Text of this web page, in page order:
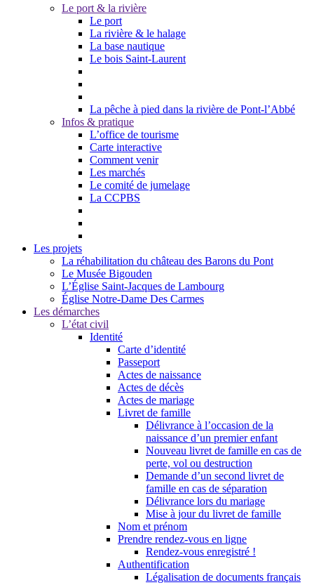
Le port & la rivière
Le port
La rivière & le halage
La base nautique
Le bois Saint-Laurent
La pêche à pied dans la rivière de Pont-l’Abbé
Infos & pratique
L’office de tourisme
Carte interactive
Comment venir
Les marchés
Le comité de jumelage
La CCPBS
Les projets
La réhabilitation du château des Barons du Pont
Le Musée Bigouden
L’Église Saint-Jacques de Lambourg
Église Notre-Dame Des Carmes
Les démarches
L’état civil
Identité
Carte d’identité
Passeport
Actes de naissance
Actes de décès
Actes de mariage
Livret de famille
Délivrance à l’occasion de la
naissance d’un premier enfant
Nouveau livret de famille en cas de
perte, vol ou destruction
Demande d’un second livret de
famille en cas de séparation
Délivrance lors du mariage
Mise à jour du livret de famille
Nom et prénom
Prendre rendez-vous en ligne
Rendez-vous enregistré !
Authentification
Légalisation de documents français